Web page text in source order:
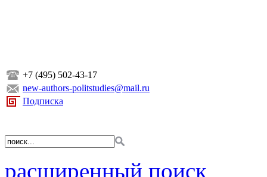
+7 (495) 502-43-17
new-authors-politstudies@mail.ru
Подписка
расширенный поиск